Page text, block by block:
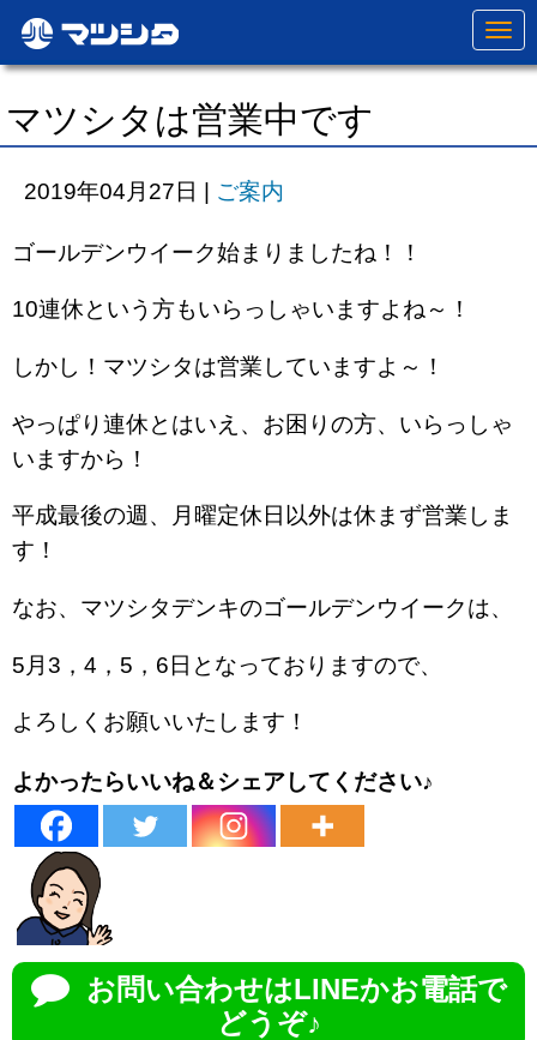
N
a
v
t
マツシタは営業中です
2019年04月27日 | ご案内
ゴールデンウイーク始まりましたね！！
10連休という方もいらっしゃいますよね～！
しかし！マツシタは営業していますよ～！
やっぱり連休とはいえ、お困りの方、いらっしゃ
いますから！
平成最後の週、月曜定休日以外は休まず営業しま
す！
なお、マツシタデンキのゴールデンウイークは、
5月3，4，5，6日となっておりますので、
よろしくお願いいたします！
よかったらいいね＆シェアしてください♪
お問い合わせはLINEかお電話で
どうぞ♪